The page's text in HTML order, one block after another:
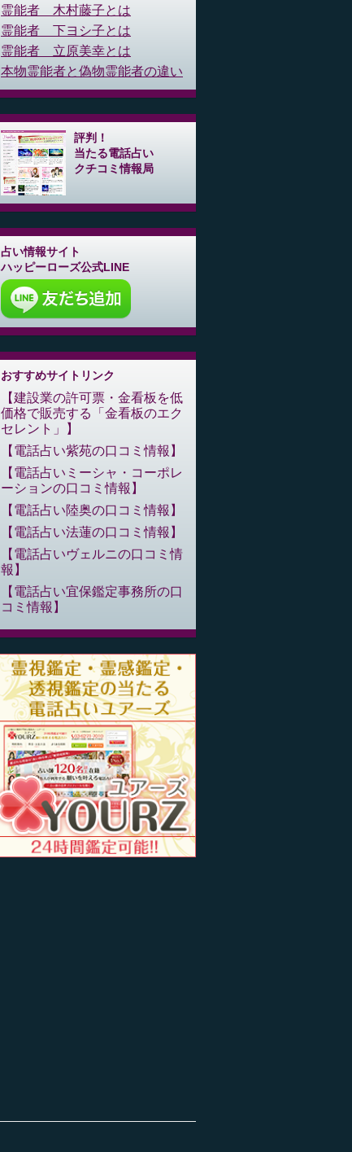
霊能者 木村藤子とは
霊能者 下ヨシ子とは
霊能者 立原美幸とは
本物霊能者と偽物霊能者の違い
評判！
当たる電話占い
クチコミ情報局
占い情報サイト
ハッピーローズ公式LINE
おすすめサイトリンク
建設業の許可票・金看板を低
価格で販売する「金看板のエク
セレント」
電話占い紫苑の口コミ情報
電話占いミーシャ・コーポレ
ーションの口コミ情報
電話占い陸奥の口コミ情報
電話占い法蓮の口コミ情報
電話占いヴェルニの口コミ情
報
電話占い宜保鑑定事務所の口
コミ情報